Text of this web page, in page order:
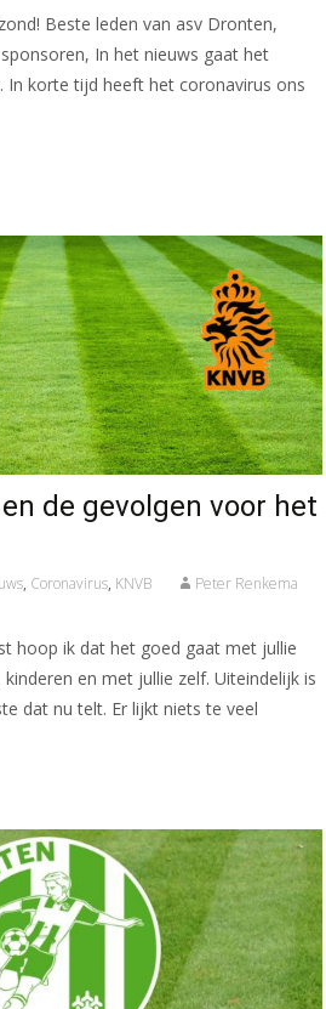
Beste leden van asv Dronten,
In het nieuws gaat het
In korte tijd heeft het coronavirus ons
de gevolgen voor het
, Coronavirus, KNVB Peter Renkema
hoop ik dat het goed gaat met jullie
en met jullie zelf. Uiteindelijk is
dat nu telt. Er lijkt niets te veel